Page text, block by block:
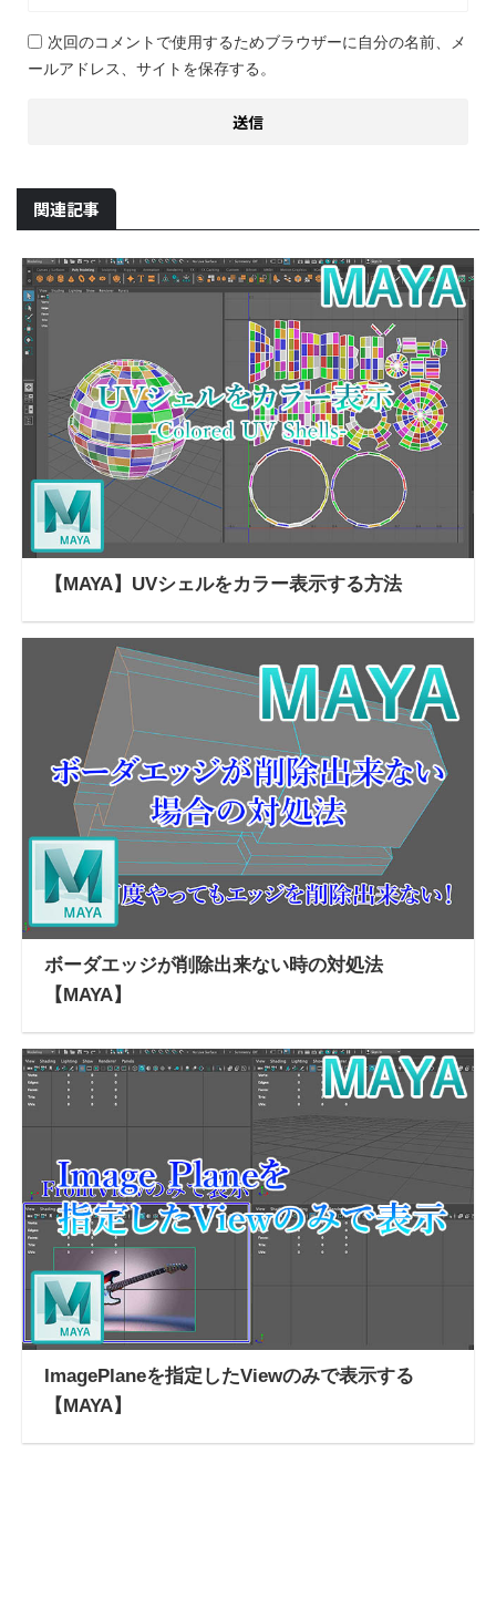
次回のコメントで使用するためブラウザーに自分の名前、メ
ールアドレス、サイトを保存する。
関連記事
【MAYA】UVシェルをカラー表示する方法
ボーダエッジが削除出来ない時の対処法
【MAYA】
ImagePlaneを指定したViewのみで表示する
【MAYA】